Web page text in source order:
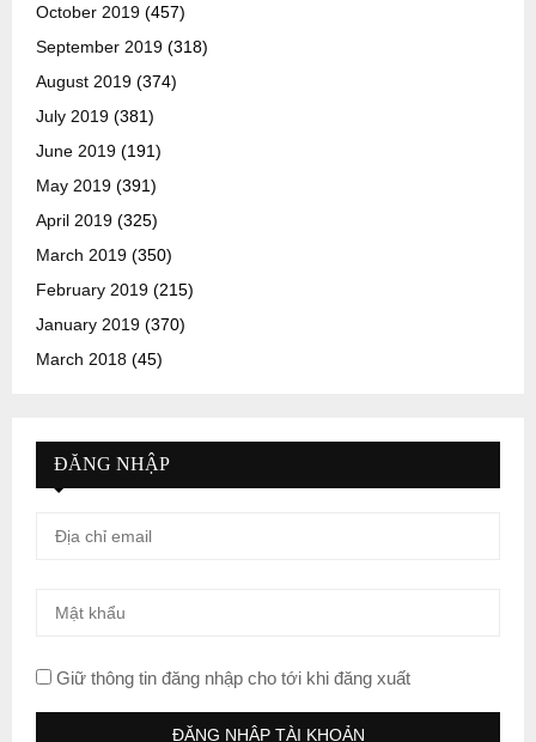
October 2019 (457)
September 2019 (318)
August 2019 (374)
July 2019 (381)
June 2019 (191)
May 2019 (391)
April 2019 (325)
March 2019 (350)
February 2019 (215)
January 2019 (370)
March 2018 (45)
ĐĂNG NHẬP
Giữ thông tin đăng nhập cho tới khi đăng xuất